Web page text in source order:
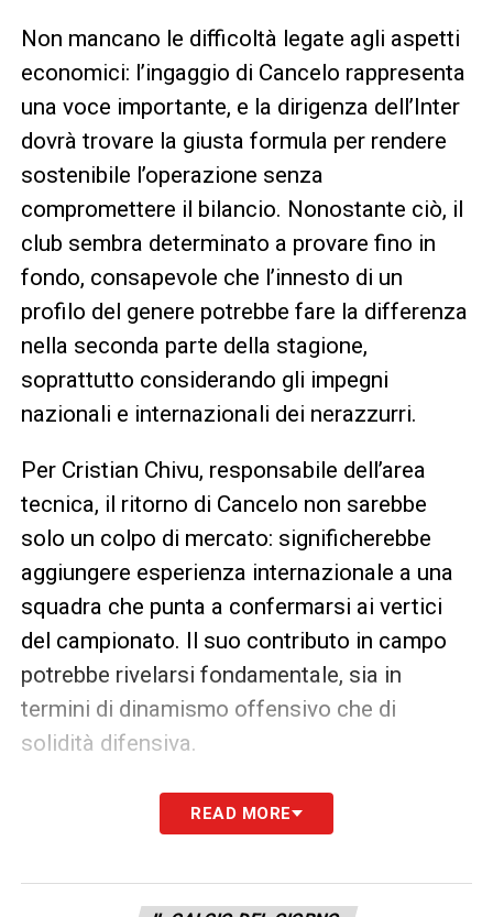
Non mancano le difficoltà legate agli aspetti
economici: l’ingaggio di Cancelo rappresenta
una voce importante, e la dirigenza dell’Inter
dovrà trovare la giusta formula per rendere
sostenibile l’operazione senza
compromettere il bilancio. Nonostante ciò, il
club sembra determinato a provare fino in
fondo, consapevole che l’innesto di un
profilo del genere potrebbe fare la differenza
nella seconda parte della stagione,
soprattutto considerando gli impegni
nazionali e internazionali dei nerazzurri.
Per Cristian Chivu, responsabile dell’area
tecnica, il ritorno di Cancelo non sarebbe
solo un colpo di mercato: significherebbe
aggiungere esperienza internazionale a una
squadra che punta a confermarsi ai vertici
del campionato. Il suo contributo in campo
potrebbe rivelarsi fondamentale, sia in
termini di dinamismo offensivo che di
solidità difensiva.
Così, nell’ambito delCalciomercato Serie A
l’operazione Cancelo-Inter rappresenta uno
strategia, fascino internazionale e un ritorno
READ MORE